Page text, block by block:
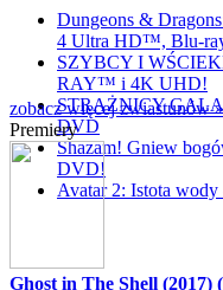
Dungeons &
4 Ultra HD™, Blu-
SZYBCY I
RAY™ i 4K UHD!
STRAŻNICY
DVD
Shazam! Gniew
DVD!
Avatar 2: Istota
zobacz więcej zwiastunów »
Premiery
Ghost in The Shell (2017)